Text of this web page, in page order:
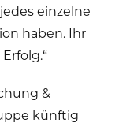
einzelne
haben. Ihr
&
künftig